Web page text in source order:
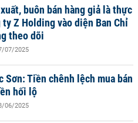
buôn bán hàng giả là thực
ty Z Holding vào diện Ban Chỉ
theo dõi
07/2025
Sơn: Tiền chênh lệch mua bán
hối lộ
06/2025